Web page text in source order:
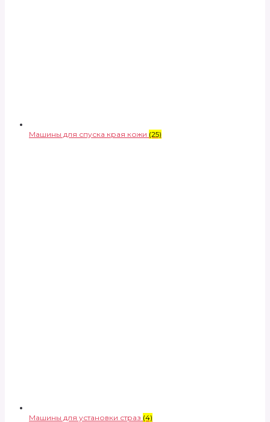
Машины для спуска края кожи (25)
Машины для установки страз (4)